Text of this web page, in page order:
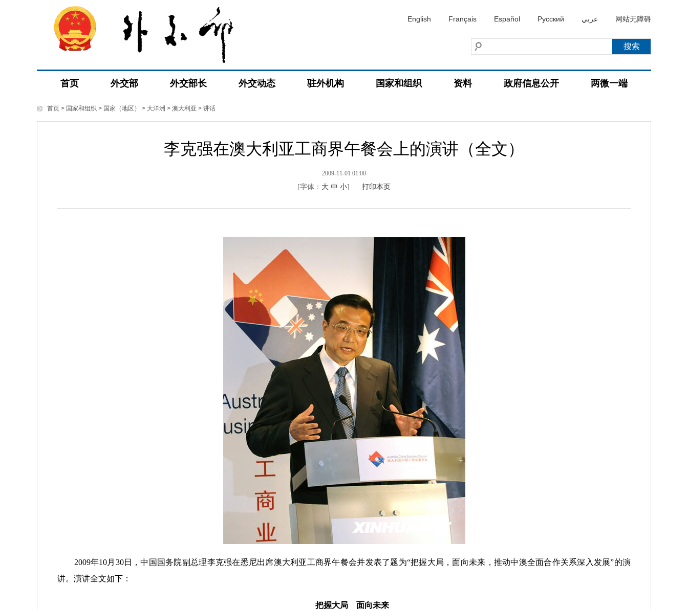
English Français Español Русский عربي 网站无障碍
首页 外交部 外交部长 外交动态 驻外机构 国家和组织 资料 政府信息公开 两微一端
首页 > 国家和组织 > 国家（地区） > 大洋洲 > 澳大利亚 > 讲话
李克强在澳大利亚工商界午餐会上的演讲（全文）
2009-11-01 01:00
[字体： 大 中 小] 打印本页
2009年10月30日，中国国务院副总理李克强在悉尼出席澳大利亚工商界午餐会并发表了题为“把握大局，面向未来，推动中澳全面合作关系深入发展”的演
讲。演讲全文如下：
把握大局 面向未来